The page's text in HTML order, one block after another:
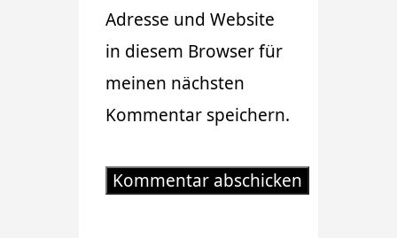
Adresse und Website
in diesem Browser für
meinen nächsten
Kommentar speichern.